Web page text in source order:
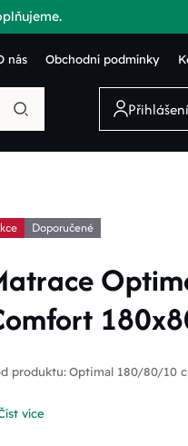
nás Obchodní podmínky
Přihlášení
Doporučené
produktu:Optimal 180/80/10
více